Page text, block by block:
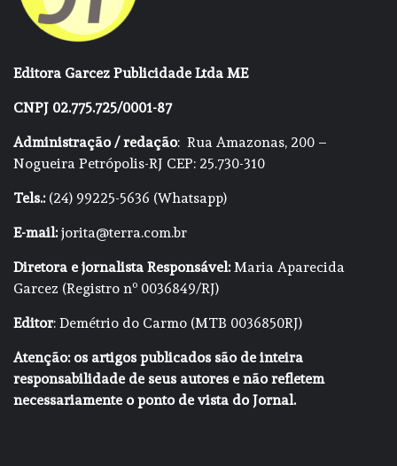
Editora Garcez Publicidade Ltda ME
CNPJ 02.775.725/0001-87
Administração / redação: Rua Amazonas, 200 –
Nogueira Petrópolis-RJ CEP: 25.730-310
Tels.:(24) 99225-5636 (Whatsapp)
E-mail:jorita@terra.com.br
Diretora e jornalista Responsável:Maria Aparecida
Garcez (Registro nº 0036849/RJ)
Editor: Demétrio do Carmo (MTB 0036850RJ)
Atenção: os artigos publicados são de inteira
responsabilidade de seus autores e não refletem
necessariamente o ponto de vista do Jornal.